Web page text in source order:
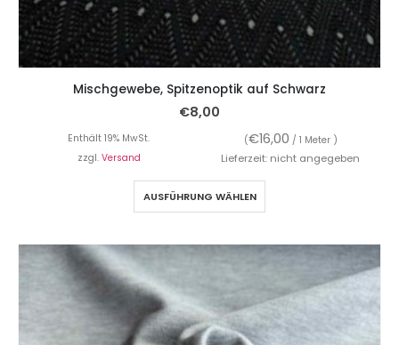
Mischgewebe, Spitzenoptik auf Schwarz
€8,00
Enthält 19% MwSt. (€16,00 / 1 Meter )
zzgl. Versand Lieferzeit: nicht angegeben
AUSFÜHRUNG WÄHLEN